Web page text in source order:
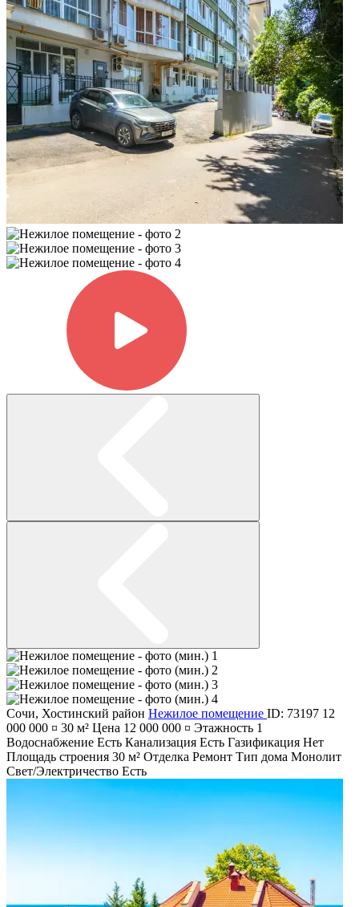
Сочи, Хостинский район Нежилое помещение ID: 73197 12
000 000 ¤ 30 м² Цена 12 000 000 ¤ Этажность 1
Водоснабжение Есть Канализация Есть Газификация Нет
Площадь строения 30 м² Отделка Ремонт Тип дома Монолит
Свет/Электричество Есть